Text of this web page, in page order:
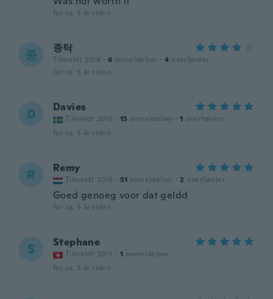
for ca. 5 år siden
종 종탁
Tilmeldt 2019 · 6 anmeldelser · 4 overførsler
for ca. 5 år siden
D Davies
Tilmeldt 2016 · 15 anmeldelser · 1 overførsler
for ca. 5 år siden
R Remy
Tilmeldt 2016 · 51 anmeldelser · 2 overførsler
Goed genoeg voor dat geldd
for ca. 5 år siden
S Stephane
Tilmeldt 2015 · 1 anmeldelser
for ca. 5 år siden